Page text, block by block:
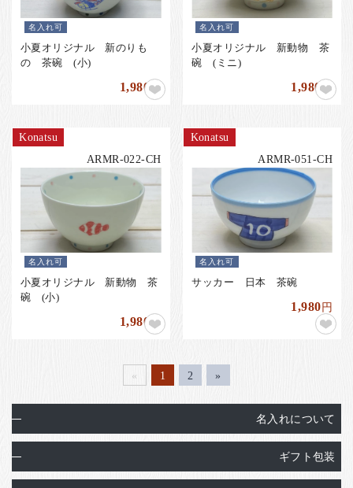
名入れ可
小夏オリジナル 新のりも
の 茶碗 (小)
1,980円
名入れ可
小夏オリジナル 新動物 茶
碗 (ミニ)
1,980円
Konatsu
ARMR-022-CH
名入れ可
小夏オリジナル 新動物 茶
碗 (小)
1,980円
Konatsu
ARMR-051-CH
名入れ可
サッカー 日本 茶碗
1,980円
« 1 2 »
名入れについて
ギフト包装